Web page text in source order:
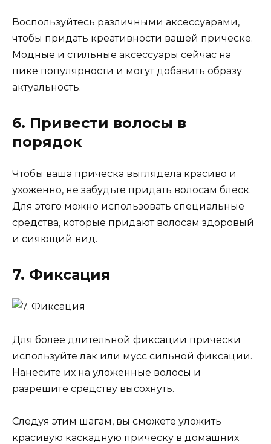
Воспользуйтесь различными аксессуарами,
чтобы придать креативности вашей прическе.
Модные и стильные аксессуары сейчас на
пике популярности и могут добавить образу
актуальность.
6. Привести волосы в
порядок
Чтобы ваша прическа выглядела красиво и
ухоженно, не забудьте придать волосам блеск.
Для этого можно использовать специальные
средства, которые придают волосам здоровый
и сияющий вид.
7. Фиксация
Для более длительной фиксации прически
используйте лак или мусс сильной фиксации.
Нанесите их на уложенные волосы и
разрешите средству высохнуть.
Следуя этим шагам, вы сможете уложить
красивую каскадную прическу в домашних